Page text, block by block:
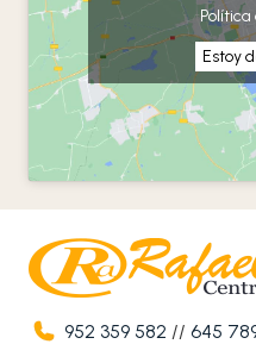
Estoy
952 359 582 //645